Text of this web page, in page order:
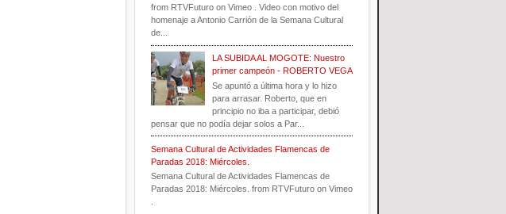
from RTVFuturo on Vimeo . Video con motivo del
homenaje a Antonio Carrión de la Semana Cultural
de...
LA SUBIDA AL MOGOTE: Nuestro
primer campeón - ROBERTO VEGA
Se apuntó a última hora y lo hizo
para arrasar. Roberto, que en
principio no iba a participar, debió
pensar que no podía dejar solos a Par...
Semana Cultural de Actividades Flamencas de
Paradas 2018: Miércoles.
Semana Cultural de Actividades Flamencas de
Paradas 2018: Miércoles. from RTVFuturo on Vimeo